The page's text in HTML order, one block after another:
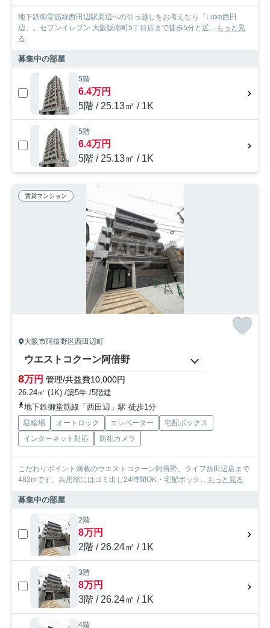
地下鉄御堂筋線西田辺駅周辺への引っ越しをお考えなら「Luxe西田
辺」。セブンイレブン 大阪阪南町5丁目店まで徒歩5分と近...
もっと見
る
募集中の部屋
5階
6.4万円
5階 / 25.13㎡ / 1K
5階
6.4万円
5階 / 25.13㎡ / 1K
賃貸マンション
大阪市阿倍野区西田辺町
ウエストコクーン阿倍野
8万円 管理/共益費10,000円
26.24㎡ (1K) /築5年 /5階建
地下鉄御堂筋線「西田辺」駅 徒歩1分
駐輪場 オートロック エレベーター
宅配ボックス
インターネット対応
防犯カメラ
こだわりポイント満載のウエストコクーン阿倍野。ライフ西田辺店まで
482mです。共用部にはゴミ出し24時間OK・宅配ボック...
もっと見る
募集中の部屋
2階
8万円
2階 / 26.24㎡ / 1K
3階
8万円
3階 / 26.24㎡ / 1K
4階